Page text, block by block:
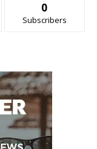
0
Subscribers